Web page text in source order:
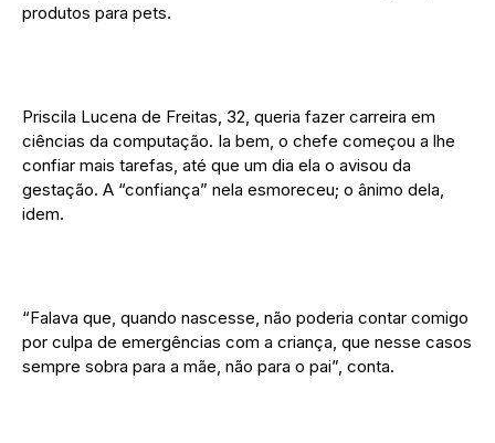
produtos para pets.
Priscila Lucena de Freitas, 32, queria fazer carreira em
ciências da computação. Ia bem, o chefe começou a lhe
confiar mais tarefas, até que um dia ela o avisou da
gestação. A “confiança” nela esmoreceu; o ânimo dela,
idem.
“Falava que, quando nascesse, não poderia contar comigo
por culpa de emergências com a criança, que nesse casos
sempre sobra para a mãe, não para o pai”, conta.